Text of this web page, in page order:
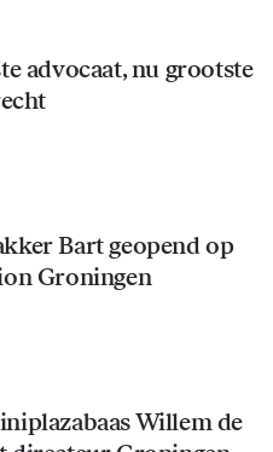
advocaat, nu grootste
Bart geopend op
Groningen
Willem de